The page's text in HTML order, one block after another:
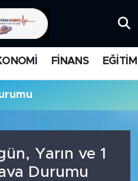
FİNANS EĞİTİM
Yarın ve 1
Durumu
ve Fikstür